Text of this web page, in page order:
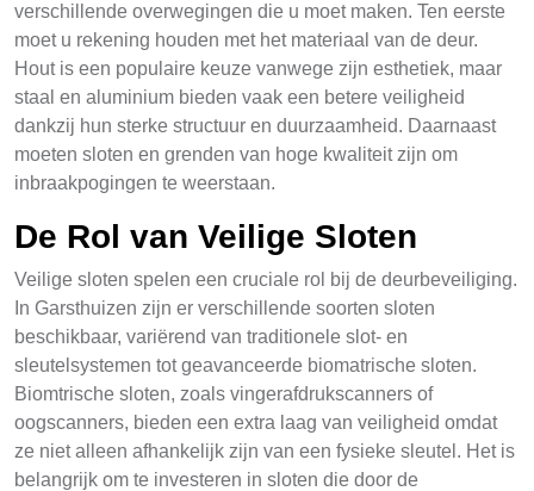
verschillende overwegingen die u moet maken. Ten eerste
moet u rekening houden met het materiaal van de deur.
Hout is een populaire keuze vanwege zijn esthetiek, maar
staal en aluminium bieden vaak een betere veiligheid
dankzij hun sterke structuur en duurzaamheid. Daarnaast
moeten sloten en grenden van hoge kwaliteit zijn om
inbraakpogingen te weerstaan.
De Rol van Veilige Sloten
Veilige sloten spelen een cruciale rol bij de deurbeveiliging.
In Garsthuizen zijn er verschillende soorten sloten
beschikbaar, variërend van traditionele slot- en
sleutelsystemen tot geavanceerde biomatrische sloten.
Biomtrische sloten, zoals vingerafdrukscanners of
oogscanners, bieden een extra laag van veiligheid omdat
ze niet alleen afhankelijk zijn van een fysieke sleutel. Het is
belangrijk om te investeren in sloten die door de